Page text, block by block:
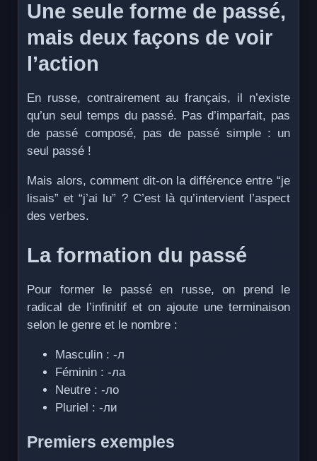
Une seule forme de passé,
mais deux façons de voir
l’action
En russe, contrairement au français, il n’existe
qu’un seul temps du passé. Pas d’imparfait, pas
de passé composé, pas de passé simple : un
seul passé !
Mais alors, comment dit-on la différence entre “je
lisais” et “j’ai lu” ? C’est là qu’intervient l’aspect
des verbes.
La formation du passé
Pour former le passé en russe, on prend le
radical de l’infinitif et on ajoute une terminaison
selon le genre et le nombre :
Masculin : -л
Féminin : -ла
Neutre : -ло
Pluriel : -ли
Premiers exemples